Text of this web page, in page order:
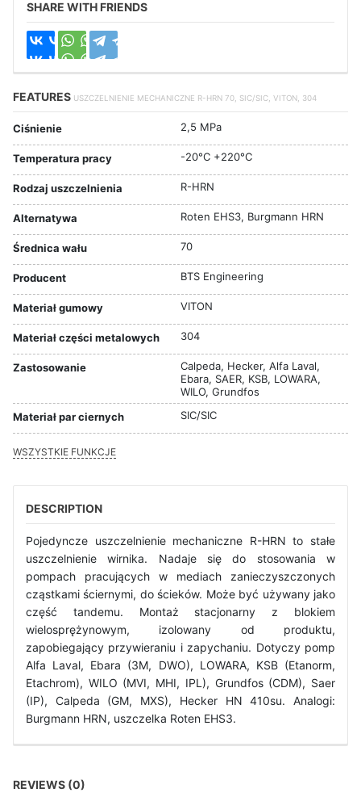
SHARE WITH FRIENDS
FEATURES USZCZELNIENIE MECHANICZNE R-HRN 70, SIC/SIC, VITON, 304
Ciśnienie 2,5 MPa
Temperatura pracy -20°C +220°C
Rodzaj uszczelnienia R-HRN
Alternatywa Roten EHS3, Burgmann HRN
Średnica wału 70
Producent BTS Engineering
Materiał gumowy VITON
Materiał części metalowych 304
Zastosowanie
Calpeda, Hecker, Alfa Laval,
Ebara, SAER, KSB, LOWARA,
WILO, Grundfos
Materiał par ciernych
SIC/SIC
WSZYSTKIE FUNKCJE
DESCRIPTION
Pojedyncze uszczelnienie mechaniczne R-HRN to stałe
uszczelnienie wirnika. Nadaje się do stosowania w
pompach pracujących w mediach zanieczyszczonych
cząstkami ściernymi, do ścieków. Może być używany jako
część tandemu. Montaż stacjonarny z blokiem
wielosprężynowym, izolowany od produktu,
zapobiegający przywieraniu i zapychaniu. Dotyczy pomp
Alfa Laval, Ebara (3M, DWO), LOWARA, KSB (Etanorm,
Etachrom), WILO (MVI, MHI, IPL), Grundfos (CDM), Saer
(IP), Calpeda (GM, MXS), Hecker HN 410su. Analogi:
Burgmann HRN, uszczelka Roten EHS3.
REVIEWS (0)